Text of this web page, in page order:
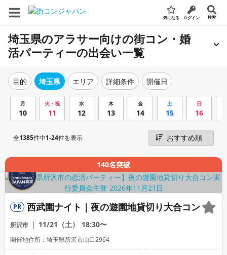
気になる ログイン 検索
埼玉県のアラサー向けの街コン・婚
活パーティーの出会い一覧
目的 埼玉県 エリア 詳細条件 開催日
月
10
火・祝
11
水
12
木
13
金
14
土
15
日
16
全1385件中1-24件を表示
140名突破
PR 西武園ナイト｜夜の遊園地貸切り大合コン
所沢市 11/21（土） 18:30〜
開催地住所：埼玉県所沢市山口2964